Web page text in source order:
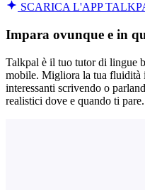
SCARICA L'APP
Impara ovunque e in
Talkpal è il tuo tutor di lingue
mobile. Migliora la tua fluidità
interessanti scrivendo o
realistici dove e quando ti pare.